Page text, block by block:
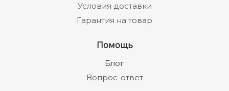
Условия доставки
Гарантия на товар
Помощь
Блог
Вопрос-ответ